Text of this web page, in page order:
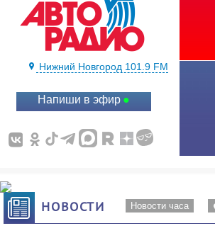
Нижний Новгород 101.9 FM
Напиши в эфир
НОВОСТИ Новости часа